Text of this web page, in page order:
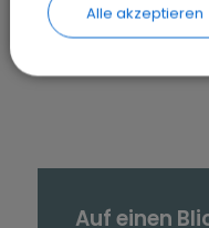
Auf einen
Alle akzeptieren